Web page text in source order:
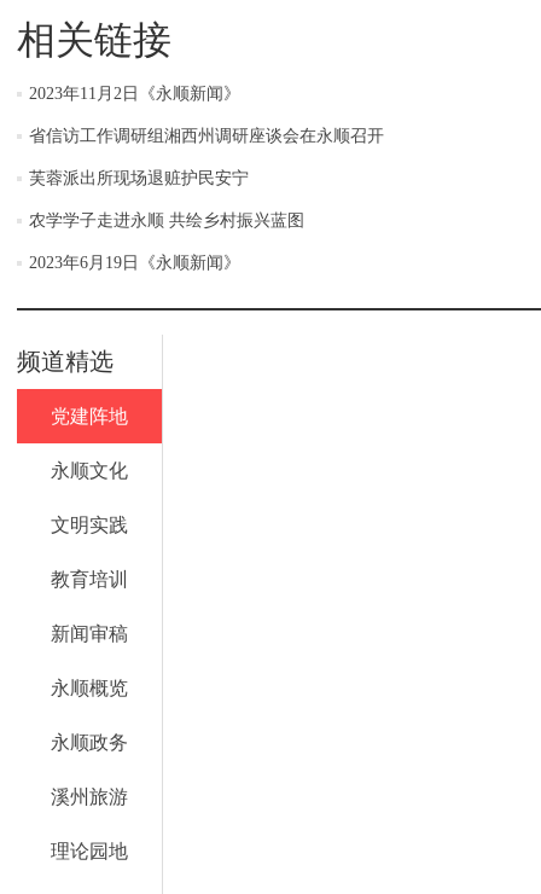
相关链接
2023年11月2日《永顺新闻》
省信访工作调研组湘西州调研座谈会在永顺召开
芙蓉派出所现场退赃护民安宁
农学学子走进永顺 共绘乡村振兴蓝图
2023年6月19日《永顺新闻》
频道精选
党建阵地
永顺文化
文明实践
教育培训
新闻审稿
永顺概览
永顺政务
溪州旅游
理论园地